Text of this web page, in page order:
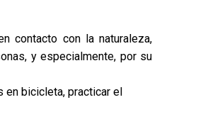
contacto con la naturaleza,
y especialmente, por su
en bicicleta, practicar el